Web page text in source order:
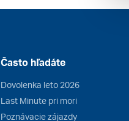
Často hľadáte
Dovolenka leto 2026
Last Minute pri mori
Poznávacie zájazdy